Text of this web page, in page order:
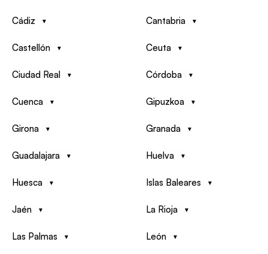
Cádiz Cantabria
Castellón Ceuta
Ciudad Real Córdoba
Cuenca Gipuzkoa
Girona Granada
Guadalajara Huelva
Huesca Islas Baleares
Jaén La Rioja
Las Palmas León